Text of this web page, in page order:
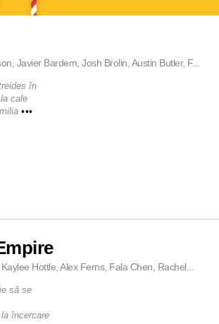
Javier Bardem, Josh Brolin, Austin Butler, F...
în
cale
•••
Hottle, Alex Ferns, Fala Chen, Rachel...
să se
încercare